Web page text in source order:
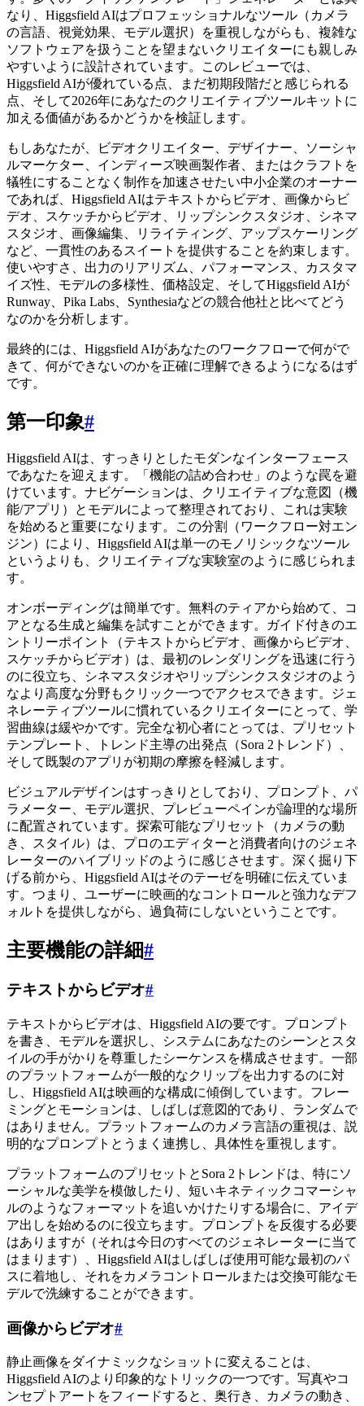
なり、Higgsfield AIはプロフェッショナルなツール（カメラ
の言語、視覚効果、モデル選択）を重視しながらも、複雑な
ソフトウェアを扱うことを望まないクリエイターにも親しみ
やすいように設計されています。このレビューでは、
Higgsfield AIが優れている点、まだ初期段階だと感じられる
点、そして2026年にあなたのクリエイティブツールキットに
加える価値があるかどうかを検証します。
もしあなたが、ビデオクリエイター、デザイナー、ソーシャ
ルマーケター、インディーズ映画製作者、またはクラフトを
犠牲にすることなく制作を加速させたい中小企業のオーナー
であれば、Higgsfield AIはテキストからビデオ、画像からビ
デオ、スケッチからビデオ、リップシンクスタジオ、シネマ
スタジオ、画像編集、リライティング、アップスケーリング
など、一貫性のあるスイートを提供することを約束します。
使いやすさ、出力のリアリズム、パフォーマンス、カスタマ
イズ性、モデルの多様性、価格設定、そしてHiggsfield AIが
Runway、Pika Labs、Synthesiaなどの競合他社と比べてどう
なのかを分析します。
最終的には、Higgsfield AIがあなたのワークフローで何がで
きて、何ができないのかを正確に理解できるようになるはず
です。
第一印象#
Higgsfield AIは、すっきりとしたモダンなインターフェース
であなたを迎えます。「機能の詰め合わせ」のような罠を避
けています。ナビゲーションは、クリエイティブな意図（機
能/アプリ）とモデルによって整理されており、これは実験
を始めると重要になります。この分割（ワークフロー対エン
ジン）により、Higgsfield AIは単一のモノリシックなツール
というよりも、クリエイティブな実験室のように感じられま
す。
オンボーディングは簡単です。無料のティアから始めて、コ
アとなる生成と編集を試すことができます。ガイド付きのエ
ントリーポイント（テキストからビデオ、画像からビデオ、
スケッチからビデオ）は、最初のレンダリングを迅速に行う
のに役立ち、シネマスタジオやリップシンクスタジオのよう
なより高度な分野もクリック一つでアクセスできます。ジェ
ネレーティブツールに慣れているクリエイターにとって、学
習曲線は緩やかです。完全な初心者にとっては、プリセット
テンプレート、トレンド主導の出発点（Sora 2トレンド）、
そして既製のアプリが初期の摩擦を軽減します。
ビジュアルデザインはすっきりとしており、プロンプト、パ
ラメーター、モデル選択、プレビューペインが論理的な場所
に配置されています。探索可能なプリセット（カメラの動
き、スタイル）は、プロのエディターと消費者向けのジェネ
レーターのハイブリッドのように感じさせます。深く掘り下
げる前から、Higgsfield AIはそのテーゼを明確に伝えていま
す。つまり、ユーザーに映画的なコントロールと強力なデフ
ォルトを提供しながら、過負荷にしないということです。
主要機能の詳細#
テキストからビデオ#
テキストからビデオは、Higgsfield AIの要です。プロンプト
を書き、モデルを選択し、システムにあなたのシーンとスタ
イルの手がかりを尊重したシーケンスを構成させます。一部
のプラットフォームが一般的なクリップを出力するのに対
し、Higgsfield AIは映画的な構成に傾倒しています。フレー
ミングとモーションは、しばしば意図的であり、ランダムで
はありません。プラットフォームのカメラ言語の重視は、説
明的なプロンプトとうまく連携し、具体性を重視します。
プラットフォームのプリセットとSora 2トレンドは、特にソ
ーシャルな美学を模倣したり、短いキネティックコマーシャ
ルのようなフォーマットを追いかけたりする場合に、アイデ
ア出しを始めるのに役立ちます。プロンプトを反復する必要
はありますが（それは今日のすべてのジェネレーターに当て
はまります）、Higgsfield AIはしばしば使用可能な最初のパ
スに着地し、それをカメラコントロールまたは交換可能なモ
デルで洗練することができます。
画像からビデオ#
静止画像をダイナミックなショットに変えることは、
Higgsfield AIのより印象的なトリックの一つです。写真やコ
ンセプトアートをフィードすると、奥行き、カメラの動き、